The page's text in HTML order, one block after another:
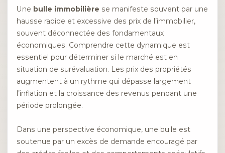
Une bulle immobilière se manifeste souvent par une
hausse rapide et excessive des prix de l’immobilier,
souvent déconnectée des fondamentaux
économiques. Comprendre cette dynamique est
essentiel pour déterminer si le marché est en
situation de surévaluation. Les prix des propriétés
augmentent à un rythme qui dépasse largement
l’inflation et la croissance des revenus pendant une
période prolongée.
Dans une perspective économique, une bulle est
soutenue par un excès de demande encouragé par